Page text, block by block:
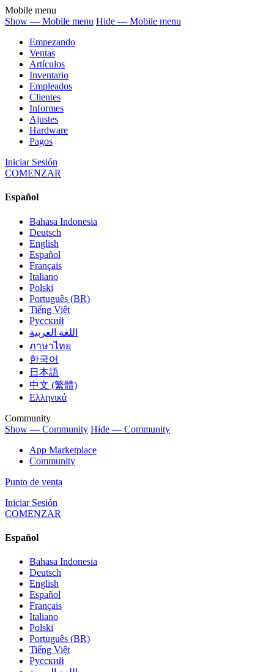
Mobile menu
Show — Mobile menu Hide — Mobile menu
Empezando
Ventas
Artículos
Inventario
Empleados
Clientes
Informes
Ajustes
Hardware
Pagos
Iniciar Sesión
COMENZAR
Español
Bahasa Indonesia
Deutsch
English
Español
Français
Italiano
Polski
Português (BR)
Tiếng Việt
Русский
اللغة العربية
ภาษาไทย
한국어
日本語
中文 (繁體)
Ελληνικά
Community
Show — Community Hide — Community
App Marketplace
Community
Punto de venta
Iniciar Sesión
COMENZAR
Español
Bahasa Indonesia
Deutsch
English
Español
Français
Italiano
Polski
Português (BR)
Tiếng Việt
Русский